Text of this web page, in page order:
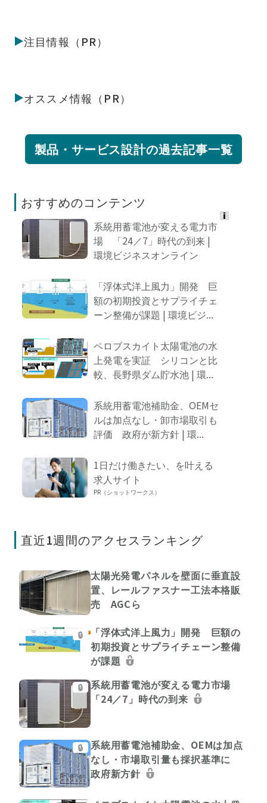
注目情報（PR）
オススメ情報（PR）
製品・サービス設計の過去記事一覧
おすすめのコンテンツ
系統用蓄電池が変える電力市
場 「24／7」時代の到来 |
環境ビジネスオンライン
「浮体式洋上風力」開発 巨
額の初期投資とサプライチェ
ーン整備が課題 | 環境ビジ...
ペロブスカイト太陽電池の水
上発電を実証 シリコンと比
較、長野県ダム貯水池 | 環...
系統用蓄電池補助金、OEMセ
ルは加点なし・卸市場取引も
評価 政府が新方針 | 環...
1日だけ働きたい、を叶える
求人サイト
PR（ショットワークス）
直近1週間のアクセスランキング
太陽光発電パネルを壁面に垂直設
置、レールファスナー工法本格販
売 AGCら
🔒
「浮体式洋上風力」開発 巨額の
初期投資とサプライチェーン整備
が課題
🔒
系統用蓄電池が変える電力市場
「24／7」時代の到来
🔒
系統用蓄電池補助金、OEMは加点
なし・市場取引量も採択基準に
政府新方針